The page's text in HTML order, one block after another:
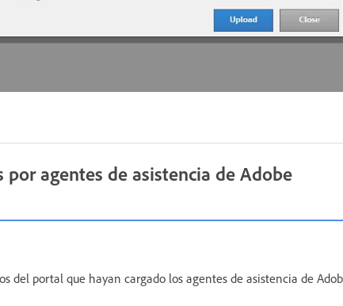
por agentes de asistencia de Adobe
del portal que hayan cargado los agentes de asistencia de